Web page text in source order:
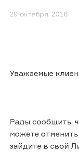
29 октября, 2018
Уважаемые
Рады сообщить,
можете
зайдите в свой